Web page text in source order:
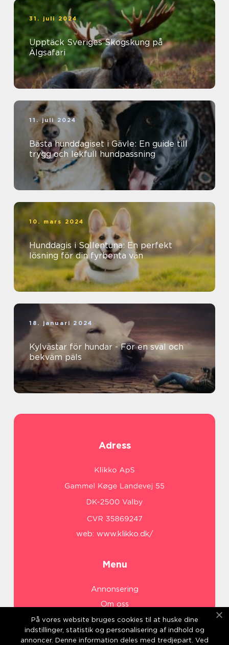
31. juli 2024
Upptäck Sveriges Skogskung på
Älgsafari
11. juli 2024
Bästa hunddagiset i Gävle: En guide till
trygg och lekfull hundpassning
10. mars 2024
Hunddagis i Sollentuna: En perfekt
lösning för din fyrbenta vän
18. januari 2024
Kylvästar för hundar - För en sval och
bekväm päls
Adress
web: www.klikko.dk/
Menu
Annonsering
Om oss
Cookies
Kontakta oss
På vores website bruges cookies til at huske dine
indstillinger, statistik og personalisering af indhold og
annoncer. Denne information deles med tredjepart. Ved